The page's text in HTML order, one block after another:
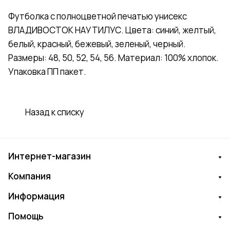
Футболка с полноцветной печатью унисекс
ВЛАДИВОСТОК НАУТИЛУС. Цвета: синий, желтый,
белый, красный, бежевый, зеленый, черный.
Размеры: 48, 50, 52, 54, 56. Материал: 100% хлопок.
Упаковка ПП пакет.
Назад к списку
Интернет-магазин
Компания
Информация
Помощь